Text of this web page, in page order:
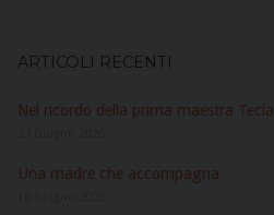
ARTICOLI RECENTI
Nel ricordo della prima maestra Tecla
Una madre che accompagna